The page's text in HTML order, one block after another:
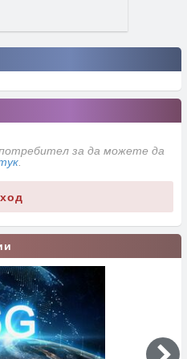
за да можете да